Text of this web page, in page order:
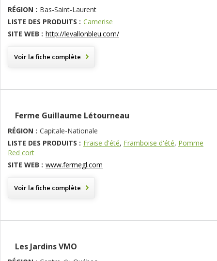
RÉGION : Bas-Saint-Laurent
LISTE DES PRODUITS : Camerise
SITE WEB : http://levallonbleu.com/
Voir la fiche complète
Ferme Guillaume Létourneau
RÉGION : Capitale-Nationale
LISTE DES PRODUITS : Fraise d'été, Framboise d'été, Pomme
Red cort
SITE WEB : www.fermegl.com
Voir la fiche complète
Les Jardins VMO